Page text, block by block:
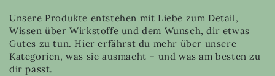
Unsere Produkte entstehen mit Liebe zum Detail,
Wissen über Wirkstoffe und dem Wunsch, dir etwas
Gutes zu tun. Hier erfährst du mehr über unsere
Kategorien, was sie ausmacht – und was am besten zu
dir passt.